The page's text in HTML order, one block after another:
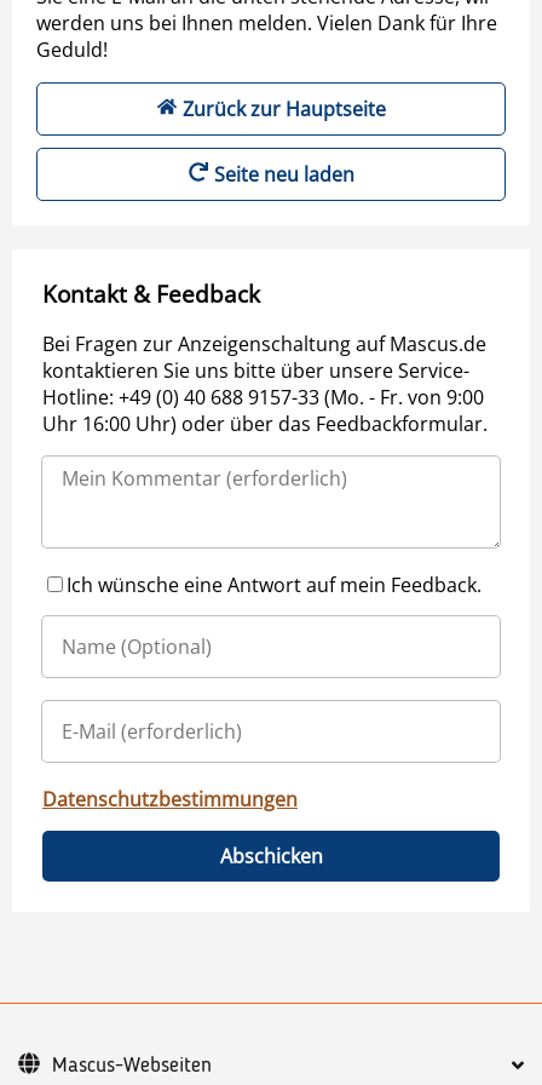
werden uns bei Ihnen melden. Vielen Dank für Ihre
Geduld!
Zurück zur Hauptseite
Seite neu laden
Kontakt & Feedback
Bei Fragen zur Anzeigenschaltung auf Mascus.de
kontaktieren Sie uns bitte über unsere Service-
Hotline: +49 (0) 40 688 9157-33 (Mo. - Fr. von 9:00
Uhr 16:00 Uhr) oder über das Feedbackformular.
Ich wünsche eine Antwort auf mein Feedback.
Datenschutzbestimmungen
Abschicken
Mascus-Webseiten